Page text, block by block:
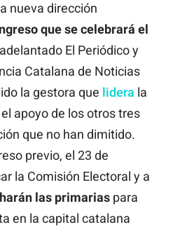
nueva dirección
que se celebrará el
El Periódico y
Catalana de Noticias
la gestora que lidera la
apoyo de los otros tres
que no han dimitido.
previo, el 23 de
la Comisión Electoral y a
las primarias para
en la capital catalana